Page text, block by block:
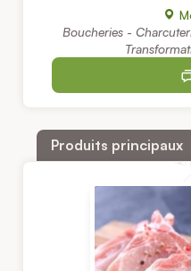
Boucheries -
Produits principaux